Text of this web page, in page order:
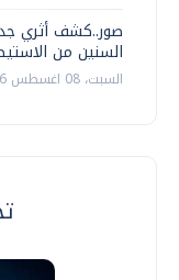
صور..كشف أثري
السنين من
السبت، 08 اغسطس 2026 11:44 ص